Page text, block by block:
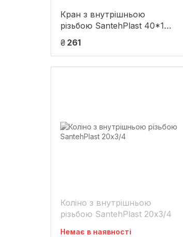
Кран з внутрішньою
різьбою SantehPlast 40*1
1/4
₴ 261
Коліно з внутрішньою
різьбою SantehPlast 20х3/4
Немає в наявності